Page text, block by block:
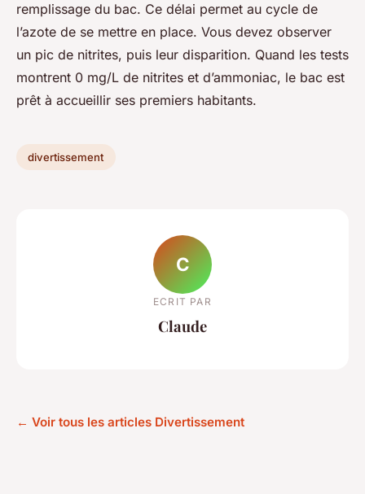
remplissage du bac. Ce délai permet au cycle de
l’azote de se mettre en place. Vous devez observer
un pic de nitrites, puis leur disparition. Quand les tests
montrent 0 mg/L de nitrites et d’ammoniac, le bac est
prêt à accueillir ses premiers habitants.
divertissement
C
ECRIT PAR
Claude
← Voir tous les articles Divertissement